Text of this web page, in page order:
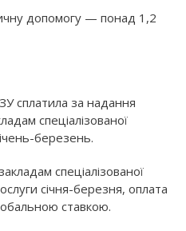
допомогу — понад 1,2
сплатила за надання
спеціалізованої
березень.
спеціалізованої
січня-березня, оплата
ставкою.